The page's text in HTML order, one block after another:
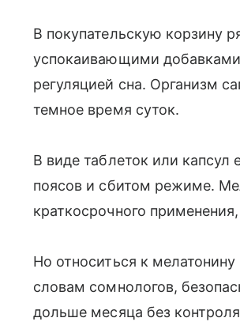
В покупательскую корзину
успокаивающими добавками
регуляцией сна. Организм
темное время суток.
В виде таблеток или капсул
поясов и сбитом режиме.
краткосрочного
Но относиться к
словам сомнологов,
дольше месяца без